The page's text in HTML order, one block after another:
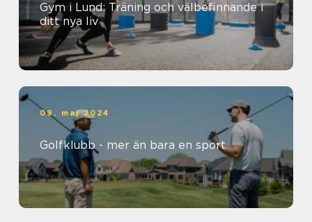
Gym i Lund: Träning och välbefinnande i
ditt nya liv
09. maj 2024
Golfklubb - mer än bara en sport